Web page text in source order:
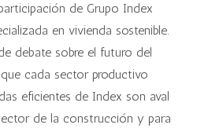
de Grupo Index
en vivienda sostenible.
debate sobre el futuro del
cada sector productivo
eficientes de Index son aval
de la construcción y para